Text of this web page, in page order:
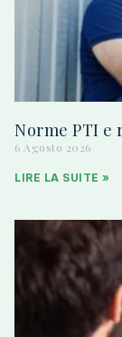
Norme PTI
6 Agosto 2026
LIRE LA SUITE »